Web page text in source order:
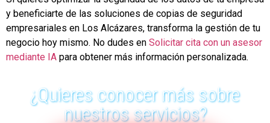
y beneficiarte de las soluciones de copias de seguridad
empresariales en Los Alcázares, transforma la gestión de tu
negocio hoy mismo. No dudes en Solicitar cita con un asesor
mediante IA para obtener más información personalizada.
¿Quieres conocer más sobre
nuestros servicios?